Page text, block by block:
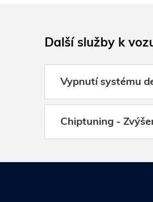
Další služby k
Vypnutí systému
Chiptuning -